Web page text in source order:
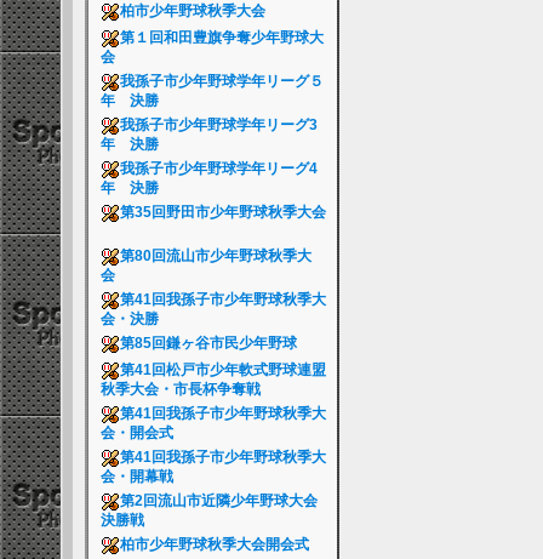
柏市少年野球秋季大会
第１回和田豊旗争奪少年野球大
会
我孫子市少年野球学年リーグ５
年 決勝
我孫子市少年野球学年リーグ3
年 決勝
我孫子市少年野球学年リーグ4
年 決勝
第35回野田市少年野球秋季大会
第80回流山市少年野球秋季大
会
第41回我孫子市少年野球秋季大
会・決勝
第85回鎌ヶ谷市民少年野球
第41回松戸市少年軟式野球連盟
秋季大会・市長杯争奪戦
第41回我孫子市少年野球秋季大
会・開会式
第41回我孫子市少年野球秋季大
会・開幕戦
第2回流山市近隣少年野球大会
決勝戦
柏市少年野球秋季大会開会式